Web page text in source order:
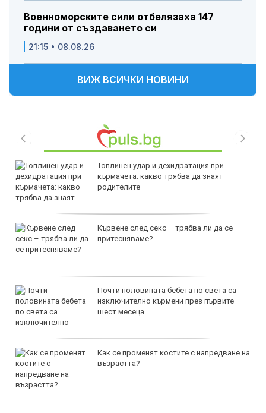
Военноморските сили отбелязаха 147
години от създаването си
21:15 • 08.08.26
ВИЖ ВСИЧКИ НОВИНИ
Топлинен удар и дехидратация при
кърмачета: какво трябва да знаят
родителите
Кървене след секс – трябва ли да се
притесняваме?
Почти половината бебета по света са
изключително кърмени през първите
шест месеца
Как се променят костите с напредване на
възрастта?